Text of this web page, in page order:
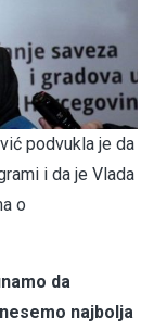
podvukla je da
i da je Vlada
o
da
najbolja